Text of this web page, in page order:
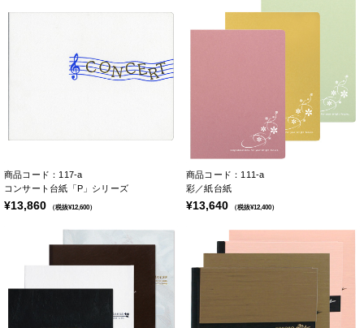
商品コード：117-a
コンサート台紙「P」シリーズ
¥13,860 （税抜¥12,600）
商品コード：111-a
彩／紙台紙
¥13,640 （税抜¥12,400）